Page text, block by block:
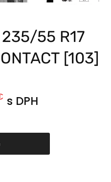
55 R17
[103]
s DPH